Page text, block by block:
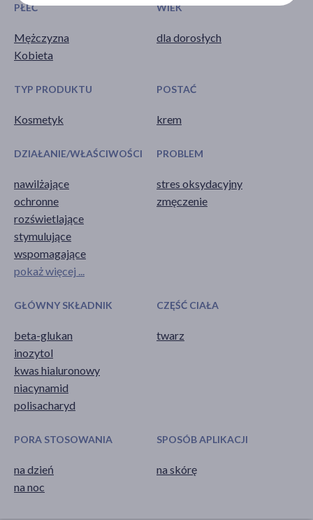
PŁEĆ
Mężczyzna
Kobieta
WIEK
dla dorosłych
TYP PRODUKTU
Kosmetyk
POSTAĆ
krem
DZIAŁANIE/WŁAŚCIWOŚCI
nawilżające
ochronne
rozświetlające
stymulujące
wspomagające
pokaż więcej ...
PROBLEM
stres oksydacyjny
zmęczenie
GŁÓWNY SKŁADNIK
beta-glukan
inozytol
kwas hialuronowy
niacynamid
polisacharyd
CZĘŚĆ CIAŁA
twarz
PORA STOSOWANIA
na dzień
na noc
SPOSÓB APLIKACJI
na skórę